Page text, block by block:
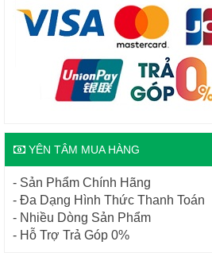
YÊN TÂM MUA HÀNG
- Sản Phẩm Chính Hãng
- Đa Dạng Hình Thức Thanh Toán
- Nhiều Dòng Sản Phẩm
- Hỗ Trợ Trả Góp 0%